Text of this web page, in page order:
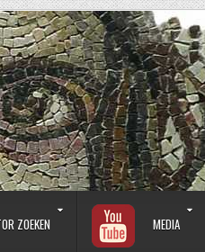
ZOEKEN MEDIA